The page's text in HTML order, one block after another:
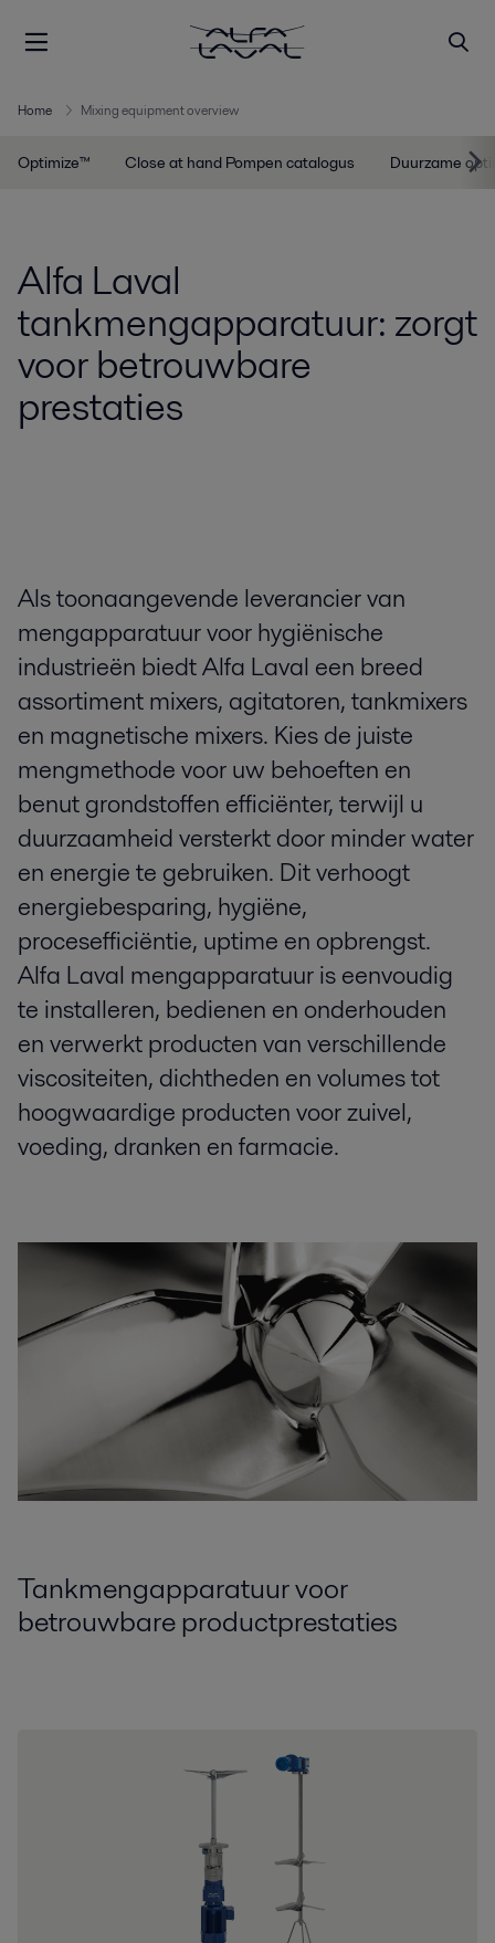
Home Mixing equipment overview
Optimize™ Close at hand Pompen catalogus Duurzame
Alfa Laval
tankmengapparatuur: zorgt
voor betrouwbare
prestaties
Als toonaangevende leverancier van
mengapparatuur voor hygiënische
industrieën biedt Alfa Laval een breed
assortiment mixers, agitatoren, tankmixers
en magnetische mixers. Kies de juiste
mengmethode voor uw behoeften en
benut grondstoffen efficiënter, terwijl u
duurzaamheid versterkt door minder water
en energie te gebruiken. Dit verhoogt
energiebesparing, hygiëne,
procesefficiëntie, uptime en opbrengst.
Alfa Laval mengapparatuur is eenvoudig
te installeren, bedienen en onderhouden
en verwerkt producten van verschillende
viscositeiten, dichtheden en volumes tot
hoogwaardige producten voor zuivel,
voeding, dranken en farmacie.
Tankmengapparatuur voor
betrouwbare productprestaties